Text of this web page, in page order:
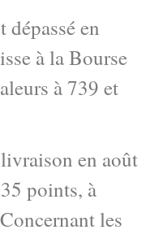
dépassé en
à la Bourse
à 739 et
en août
points, à
les